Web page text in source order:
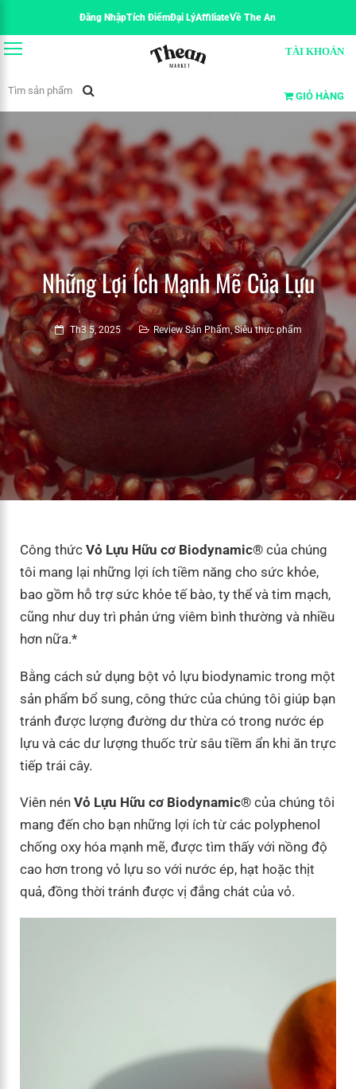
Đăng NhậpTích ĐiểmĐại LýAffiliateVề The An
TÀI KHOẢN
GIỎ HÀNG
Những Lợi Ích Mạnh Mẽ Của Lựu
Th3 5, 2025 Review Sản Phẩm,Siêu thực phẩm
Công thức Vỏ Lựu Hữu cơ Biodynamic® của chúng
tôi mang lại những lợi ích tiềm năng cho sức khỏe,
bao gồm hỗ trợ sức khỏe tế bào, ty thể và tim mạch,
cũng như duy trì phản ứng viêm bình thường và nhiều
hơn nữa.*
Bằng cách sử dụng bột vỏ lựu biodynamic trong một
sản phẩm bổ sung, công thức của chúng tôi giúp bạn
tránh được lượng đường dư thừa có trong nước ép
lựu và các dư lượng thuốc trừ sâu tiềm ẩn khi ăn trực
tiếp trái cây.
Viên nén Vỏ Lựu Hữu cơ Biodynamic® của chúng tôi
mang đến cho bạn những lợi ích từ các polyphenol
chống oxy hóa mạnh mẽ, được tìm thấy với nồng độ
cao hơn trong vỏ lựu so với nước ép, hạt hoặc thịt
quả, đồng thời tránh được vị đắng chát của vỏ.